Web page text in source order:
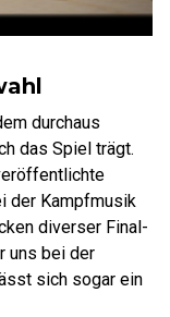
durchaus
das Spiel trägt.
der Kampfmusik
diverser Final-
uns bei der
sich sogar ein